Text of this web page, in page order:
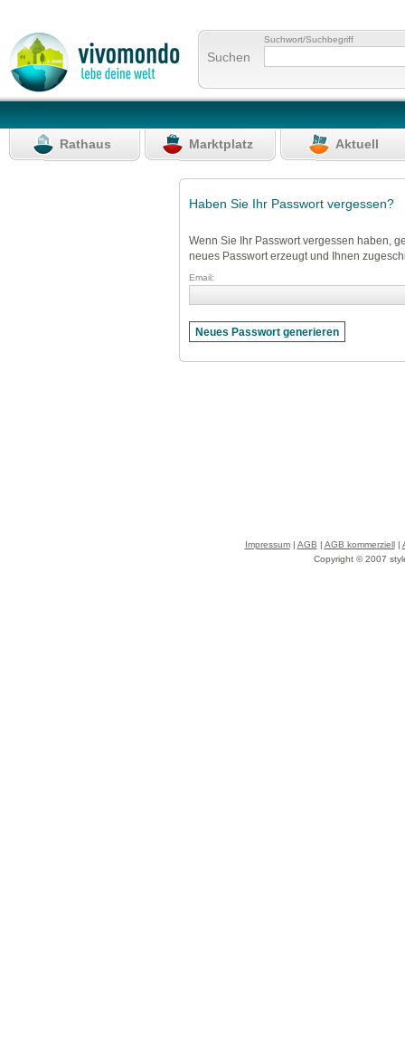
Suchen
Suchwort/Suchbegriff
Rathaus Marktplatz Aktuell
Haben Sie Ihr Passwort vergessen?
Wenn Sie Ihr Passwort vergessen haben,
neues Passwort erzeugt und Ihnen
Email:
Impressum| AGB | AGB kommerziell|
Copyright © 2007